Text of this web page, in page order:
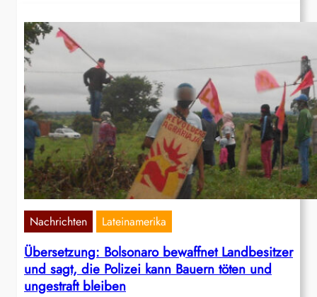
Nachrichten Lateinamerika
Übersetzung: Bolsonaro bewaffnet Landbesitzer
und sagt, die Polizei kann Bauern töten und
ungestraft bleiben